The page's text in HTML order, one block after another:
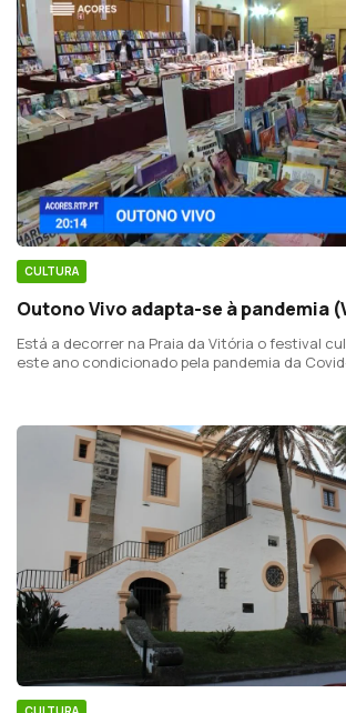
CULTURA
Outono Vivo adapta-se à pandemia
Está a decorrer na Praia da Vitória o festival
este ano condicionado pela pandemia da